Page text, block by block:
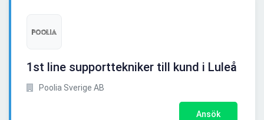
1st line supporttekniker till kund i Luleå
Poolia Sverige AB
Ansök